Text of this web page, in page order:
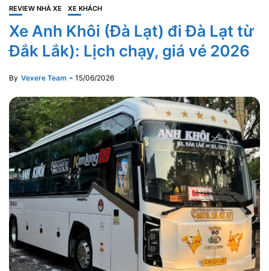
REVIEW NHÀ XE XE KHÁCH
Xe Anh Khôi (Đà Lạt) đi Đà Lạt từ
Đắk Lắk): Lịch chạy, giá vé 2026
By Vexere Team 15/06/2026